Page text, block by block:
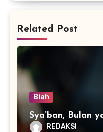
Related Post
Biah
Sya’ban, Bulan
REDAKSI